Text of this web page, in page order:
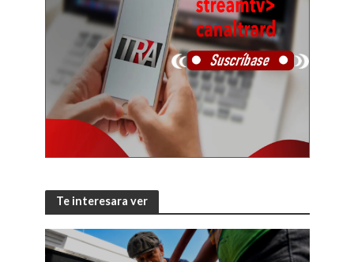
Te interesara ver